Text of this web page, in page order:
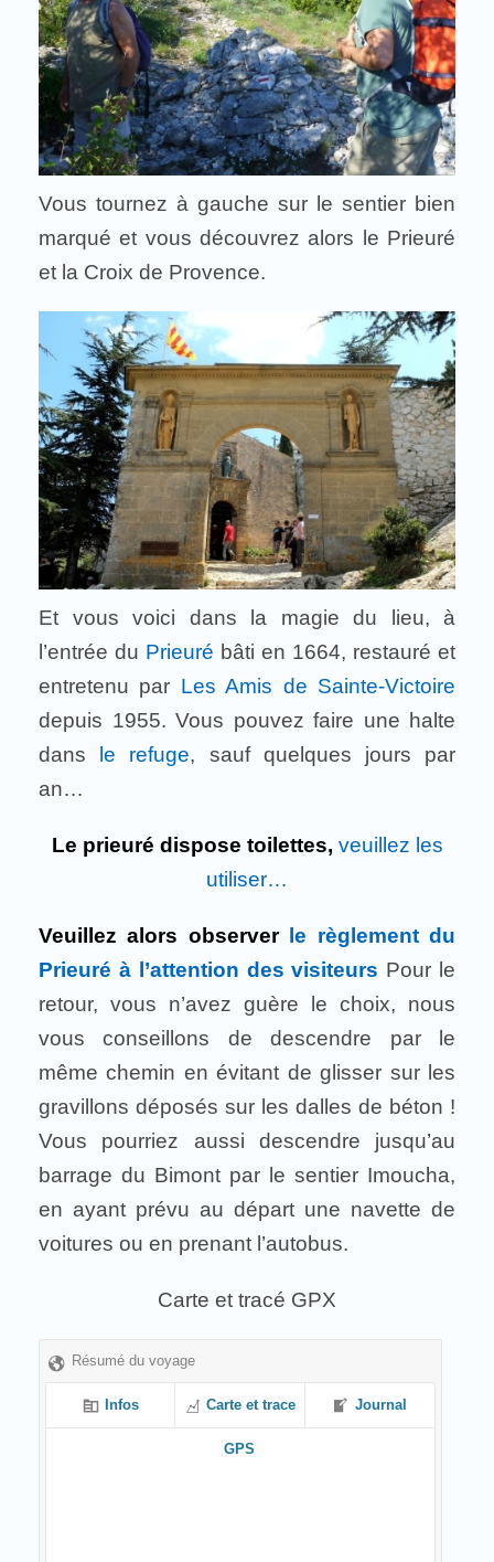
Vous tournez à gauche sur le sentier bien
marqué et vous découvrez alors le Prieuré
et la Croix de Provence.
Et vous voici dans la magie du lieu, à
l’entrée du Prieuré bâti en 1664, restauré et
entretenu par Les Amis de Sainte-Victoire
depuis 1955. Vous pouvez faire une halte
dans
le refuge, sauf quelques jours par
an…
Le prieuré dispose toilettes, veuillez les
utiliser…
Veuillez alors observer
le règlement du
Prieuré à l’attention des visiteurs Pour le
retour, vous n’avez guère le choix, nous
vous conseillons de descendre par le
même chemin en évitant de glisser sur les
gravillons déposés sur les dalles de béton !
Vous pourriez aussi descendre jusqu’au
barrage du Bimont par le sentier Imoucha,
en ayant prévu au départ une navette de
voitures ou en prenant l’autobus.
Carte et tracé GPX
Résumé du voyage
Infos Carte et trace
GPS
Journal